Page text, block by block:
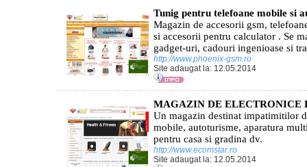
Tunig pentru telefoane mobile si
Magazin de accesorii gsm,
si accesorii pentru calculator . Se
gadget-uri, cadouri ingenioase si
http://www.phoenix-gsm.ro
Site adaugat la: 12.05.2014
MAGAZIN DE ELECTRONICE
Un magazin destinat impatimitilor
mobile, autoturisme, aparatura
pentru casa si gradina dv.
http://www.ecomstar.ro
Site adaugat la: 12.05.2014